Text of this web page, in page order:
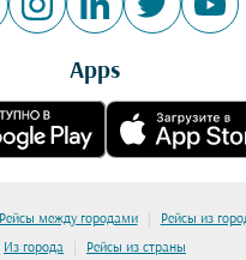
Apps
Рейсы между городами | Рейсы из
Из города | Рейсы из страны